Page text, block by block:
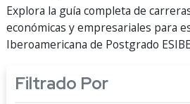
Explora la guía completa de
económicas y empresariales para
Iberoamericana de Postgrado
Filtrado Por